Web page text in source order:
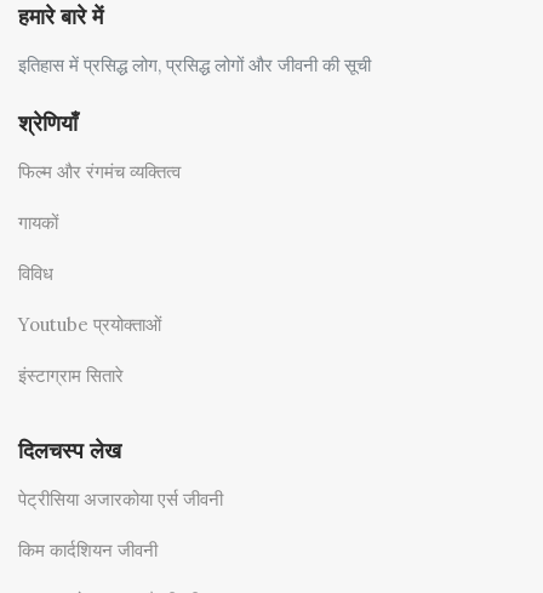
हमारे बारे में
इतिहास में प्रसिद्ध लोग, प्रसिद्ध लोगों और जीवनी की सूची
श्रेणियाँ
फिल्म और रंगमंच व्यक्तित्व
गायकों
विविध
Youtube प्रयोक्ताओं
इंस्टाग्राम सितारे
दिलचस्प लेख
पेट्रीसिया अजारकोया एर्स जीवनी
किम कार्दशियन जीवनी